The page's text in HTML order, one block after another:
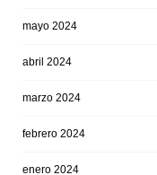
mayo 2024
abril 2024
marzo 2024
febrero 2024
enero 2024